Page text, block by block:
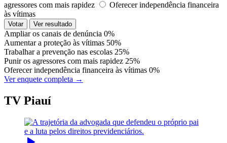
agressores com mais rapidez
Oferecer independência financeira
às vítimas
Votar Ver resultado
Ampliar os canais de denúncia 0%
Aumentar a proteção às vítimas 50%
Trabalhar a prevenção nas escolas 25%
Punir os agressores com mais rapidez 25%
Oferecer independência financeira às vítimas 0%
Ver enquete completa →
TV Piauí